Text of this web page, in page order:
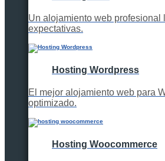
Un alojamiento web profesional
expectativas.
Hosting Wordpress
El mejor alojamiento web para
optimizado.
Hosting Woocommerce